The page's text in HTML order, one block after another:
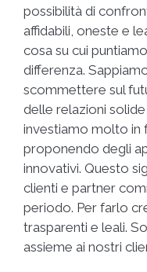
possibilità di
affidabili, oneste e
cosa su cui
differenza.
scommettere sul
delle relazioni
investiamo molto in
proponendo degli
innovativi. Questo
clienti e partner
periodo. Per farlo
trasparenti e leali.
assieme ai nostri